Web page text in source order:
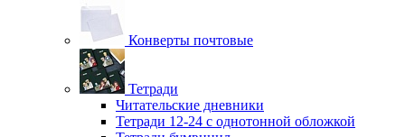
Конверты почтовые
Тетради
Читательские дневники
Тетради 12-24 с однотонной обложкой